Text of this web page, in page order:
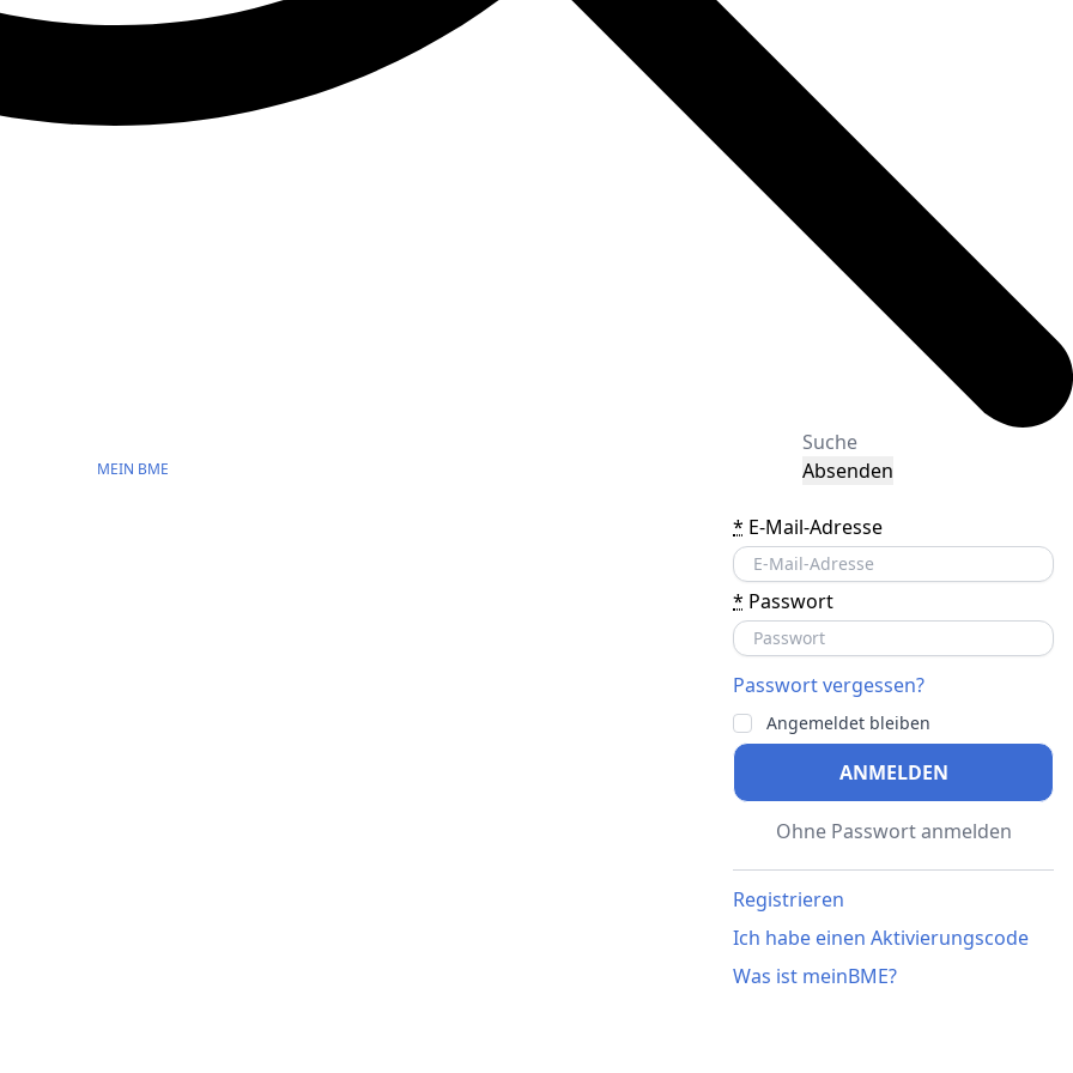
Absenden
MEIN BME
* E-Mail-Adresse
* Passwort
Passwort vergessen?
Angemeldet bleiben
ANMELDEN
Ohne Passwort anmelden
Registrieren
Ich habe einen Aktivierungscode
Was ist meinBME?